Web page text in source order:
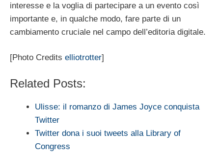
interesse e la voglia di partecipare a un evento così
importante e, in qualche modo, fare parte di un
cambiamento cruciale nel campo dell’editoria digitale.
[Photo Credits elliotrotter]
Related Posts:
Ulisse: il romanzo di James Joyce conquista
Twitter
Twitter dona i suoi tweets alla Library of
Congress